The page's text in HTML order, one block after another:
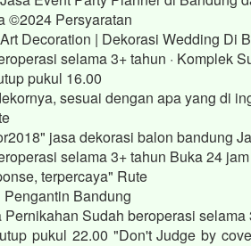
©2024 Persyaratan
Decoration | Dekorasi Wedding Di
selama 3+ tahun · Komplek
pukul 16.00
sesuai dengan apa yang di
jasa dekorasi balon bandung
selama 3+ tahun Buka 24 jam
terpercaya" Rute
Pengantin Bandung
Pernikahan Sudah beroperasi selama
pukul 22.00 "Don't Judge by